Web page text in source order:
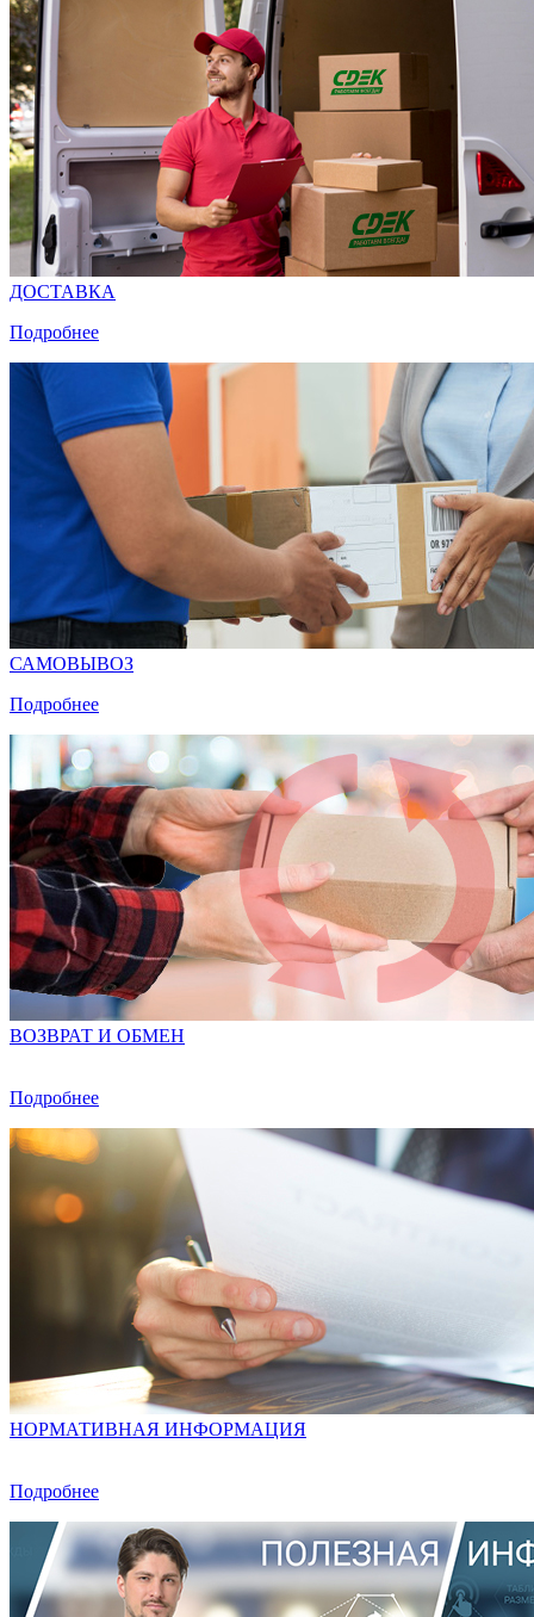
ДОСТАВКА
Подробнее
САМОВЫВОЗ
Подробнее
ВОЗВРАТ И ОБМЕН
Подробнее
НОРМАТИВНАЯ ИНФОРМАЦИЯ
Подробнее